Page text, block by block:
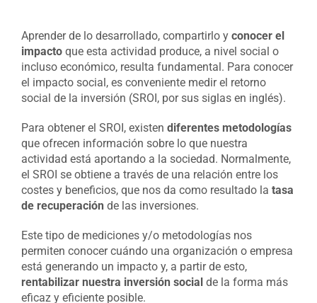
Aprender de lo desarrollado, compartirlo yconocer el
impactoque esta actividad produce, a nivel social o
incluso económico, resulta fundamental. Para conocer
el impacto social, es conveniente medir el retorno
social de la inversión (SROI, por sus siglas en inglés).
Para obtener el SROI, existen diferentes metodologías
que ofrecen información sobre lo que nuestra
actividad está aportando a la sociedad. Normalmente,
el SROI se obtiene a través de una relación entre los
costes y beneficios, que nos da como resultado la tasa
de recuperación de las inversiones.
Este tipo de mediciones y/o metodologías nos
permiten conocer cuándo una organización o empresa
está generando un impacto y, a partir de esto,
rentabilizar nuestra inversión social de la forma más
eficaz y eficiente posible.